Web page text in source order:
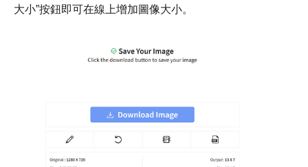
大小”按鈕即可在線上增加圖像大小。